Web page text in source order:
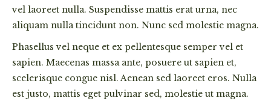
vel laoreet nulla. Suspendisse mattis erat urna, nec
aliquam nulla tincidunt non. Nunc sed molestie magna.
Phasellus vel neque et ex pellentesque semper vel et
sapien. Maecenas massa ante, posuere ut sapien et,
scelerisque congue nisl. Aenean sed laoreet eros. Nulla
est justo, mattis eget pulvinar sed, molestie ut magna.